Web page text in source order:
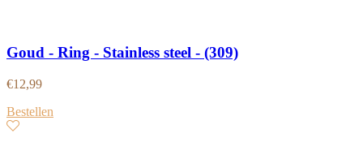
Goud - Ring - Stainless steel - (309)
€12,99
Bestellen